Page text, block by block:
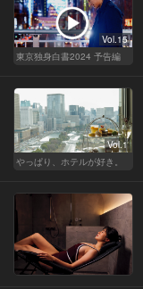
Vol.15
東京独身白書2024 予告編
Vol.1
やっぱり、ホテルが好き。